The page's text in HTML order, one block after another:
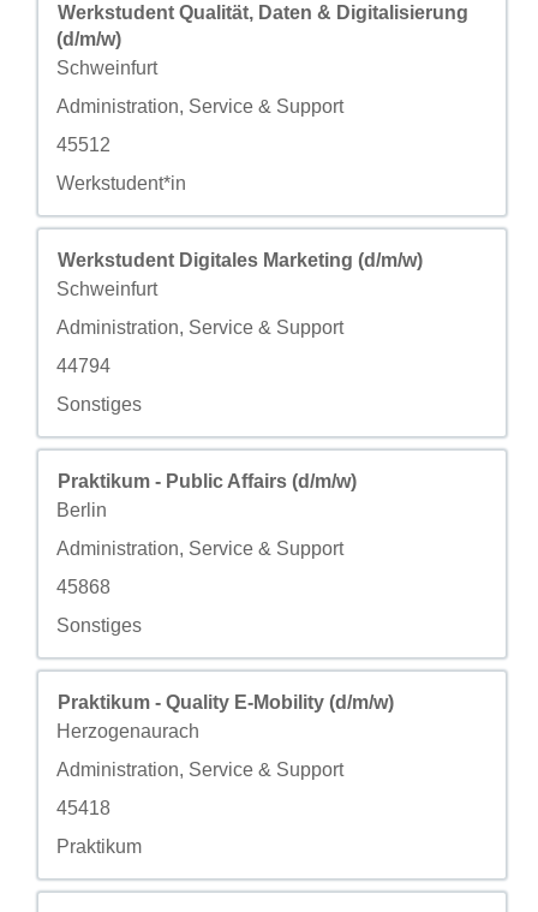
职务
Werkstudent Qualität, Daten & Digitalisierung
(d/m/w)
城市
Schweinfurt
自定义字段 2
Administration, Service & Support
自定义字段 3
45512
自定义字段 4
Werkstudent*in
使用空格键进行选择以查看职位信息的完整内容。
职务
Werkstudent Digitales Marketing (d/m/w)
城市
Schweinfurt
自定义字段 2
Administration, Service & Support
自定义字段 3
44794
自定义字段 4
Sonstiges
使用空格键进行选择以查看职位信息的完整内容。
职务
Praktikum - Public Affairs (d/m/w)
城市
Berlin
自定义字段 2
Administration, Service & Support
自定义字段 3
45868
自定义字段 4
Sonstiges
使用空格键进行选择以查看职位信息的完整内容。
职务
Praktikum - Quality E-Mobility (d/m/w)
城市
Herzogenaurach
自定义字段 2
Administration, Service & Support
自定义字段 3
45418
自定义字段 4
Praktikum
使用空格键进行选择以查看职位信息的完整内容。